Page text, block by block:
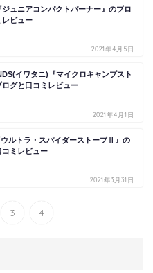
ジュニアコンパクトバーナー』のブロ
レビュー
2021年4月5日
イワタニ)『マイクロキャンプスト
ログと口コミレビュー
2021年4月1日
ルトラ・スパイダーストーブⅡ』の
コミレビュー
2021年3月31日
3 4